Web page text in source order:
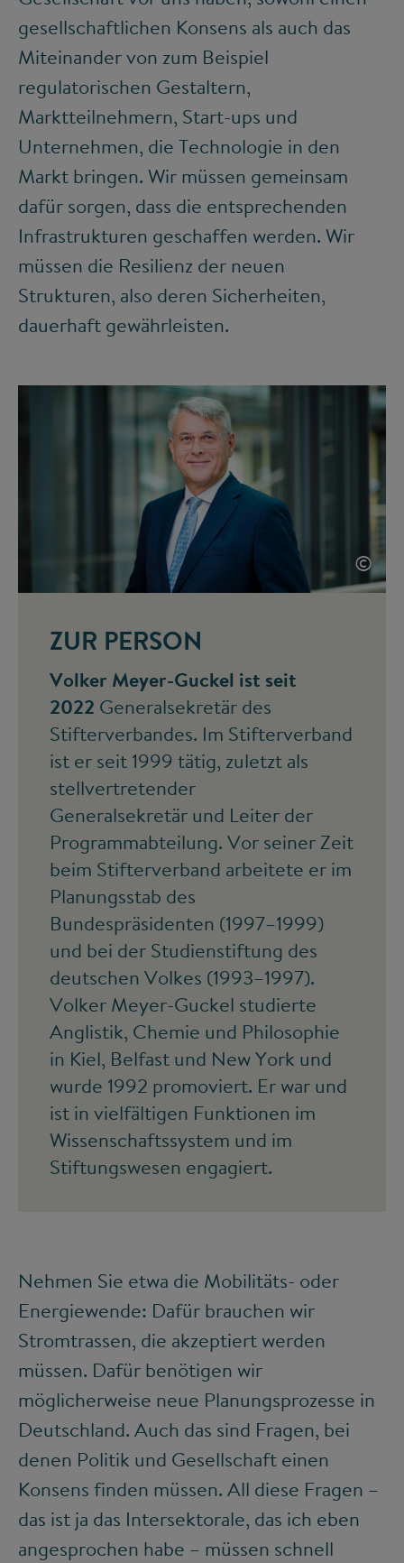
gesellschaftlichen Konsens als auch das
Miteinander von zum Beispiel
regulatorischen Gestaltern,
Marktteilnehmern, Start-ups und
Unternehmen, die Technologie in den
Markt bringen. Wir müssen gemeinsam
dafür sorgen, dass die entsprechenden
Infrastrukturen geschaffen werden. Wir
müssen die Resilienz der neuen
Strukturen, also deren Sicherheiten,
dauerhaft gewährleisten.
©
ZUR PERSON
Volker Meyer-Guckel ist seit
2022 Generalsekretär des
Stifterverbandes. Im Stifterverband
ist er seit 1999 tätig, zuletzt als
stellvertretender
Generalsekretär und Leiter der
Programmabteilung. Vor seiner Zeit
beim Stifterverband arbeitete er im
Planungsstab des
Bundespräsidenten (1997–1999)
und bei der Studienstiftung des
deutschen Volkes (1993–1997).
Volker Meyer-Guckel studierte
Anglistik, Chemie und Philosophie
in Kiel, Belfast und New York und
wurde 1992 promoviert. Er war und
ist in vielfältigen Funktionen im
Wissenschaftssystem und im
Stiftungswesen engagiert.
Nehmen Sie etwa die Mobilitäts- oder
Energiewende: Dafür brauchen wir
Stromtrassen, die akzeptiert werden
müssen. Dafür benötigen wir
möglicherweise neue Planungsprozesse in
Deutschland. Auch das sind Fragen, bei
denen Politik und Gesellschaft einen
Konsens finden müssen. All diese Fragen –
das ist ja das Intersektorale, das ich eben
angesprochen habe – müssen schnell